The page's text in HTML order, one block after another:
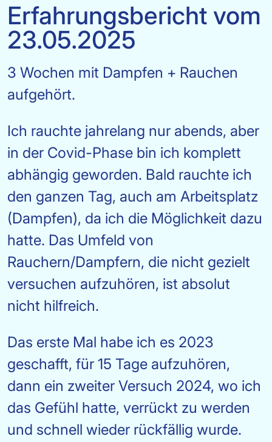
Erfahrungsbericht vom
23.05.2025
3 Wochen mit Dampfen + Rauchen
aufgehört.
Ich rauchte jahrelang nur abends, aber
in der Covid-Phase bin ich komplett
abhängig geworden. Bald rauchte ich
den ganzen Tag, auch am Arbeitsplatz
(Dampfen), da ich die Möglichkeit dazu
hatte. Das Umfeld von
Rauchern/Dampfern, die nicht gezielt
versuchen aufzuhören, ist absolut
nicht hilfreich.
Das erste Mal habe ich es 2023
geschafft, für 15 Tage aufzuhören,
dann ein zweiter Versuch 2024, wo ich
das Gefühl hatte, verrückt zu werden
und schnell wieder rückfällig wurde.